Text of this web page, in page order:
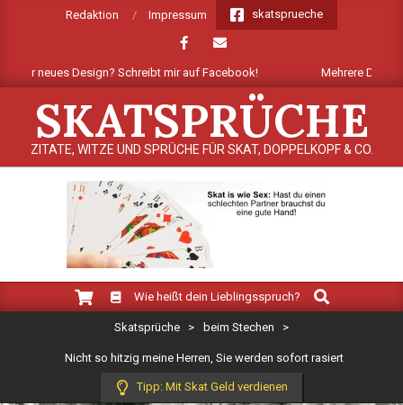
Redaktion Impressum skatsprueche
Design? Schreibt mir auf Facebook! Mehrere Dutzend
SKATSPRÜCHE
ZITATE, WITZE UND SPRÜCHE FÜR SKAT, DOPPELKOPF & CO.
Navigation
Wie heißt dein Lieblingsspruch?
Search
Skatsprüche > beim Stechen >
Nicht so hitzig meine Herren, Sie werden sofort rasiert
Tipp: Mit Skat Geld verdienen